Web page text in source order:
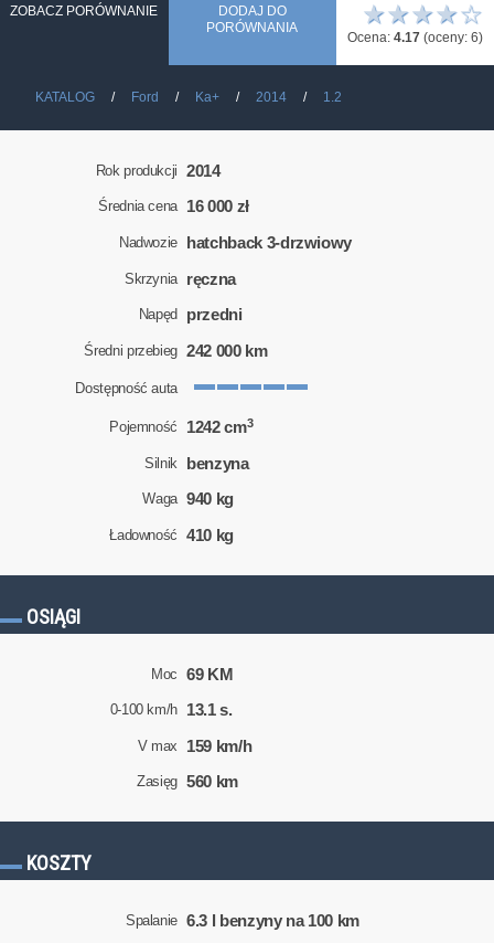
ZOBACZ PORÓWNANIE
DODAJ DO
PORÓWNANIA
☆
★
★
★
★
Ocena: 4.17 (oceny: 6)
KATALOG Ford Ka+ 2014 1.2
Rok produkcji 2014
Średnia cena 16 000 zł
Nadwozie hatchback 3-drzwiowy
Skrzynia ręczna
Napęd przedni
Średni przebieg 242 000 km
Dostępność auta
Pojemność 1242 cm3
Silnik benzyna
Waga 940 kg
Ładowność 410 kg
OSIĄGI
Moc 69 KM
0-100 km/h 13.1 s.
V max 159 km/h
Zasięg 560 km
KOSZTY
Spalanie 6.3 l benzyny na 100 km